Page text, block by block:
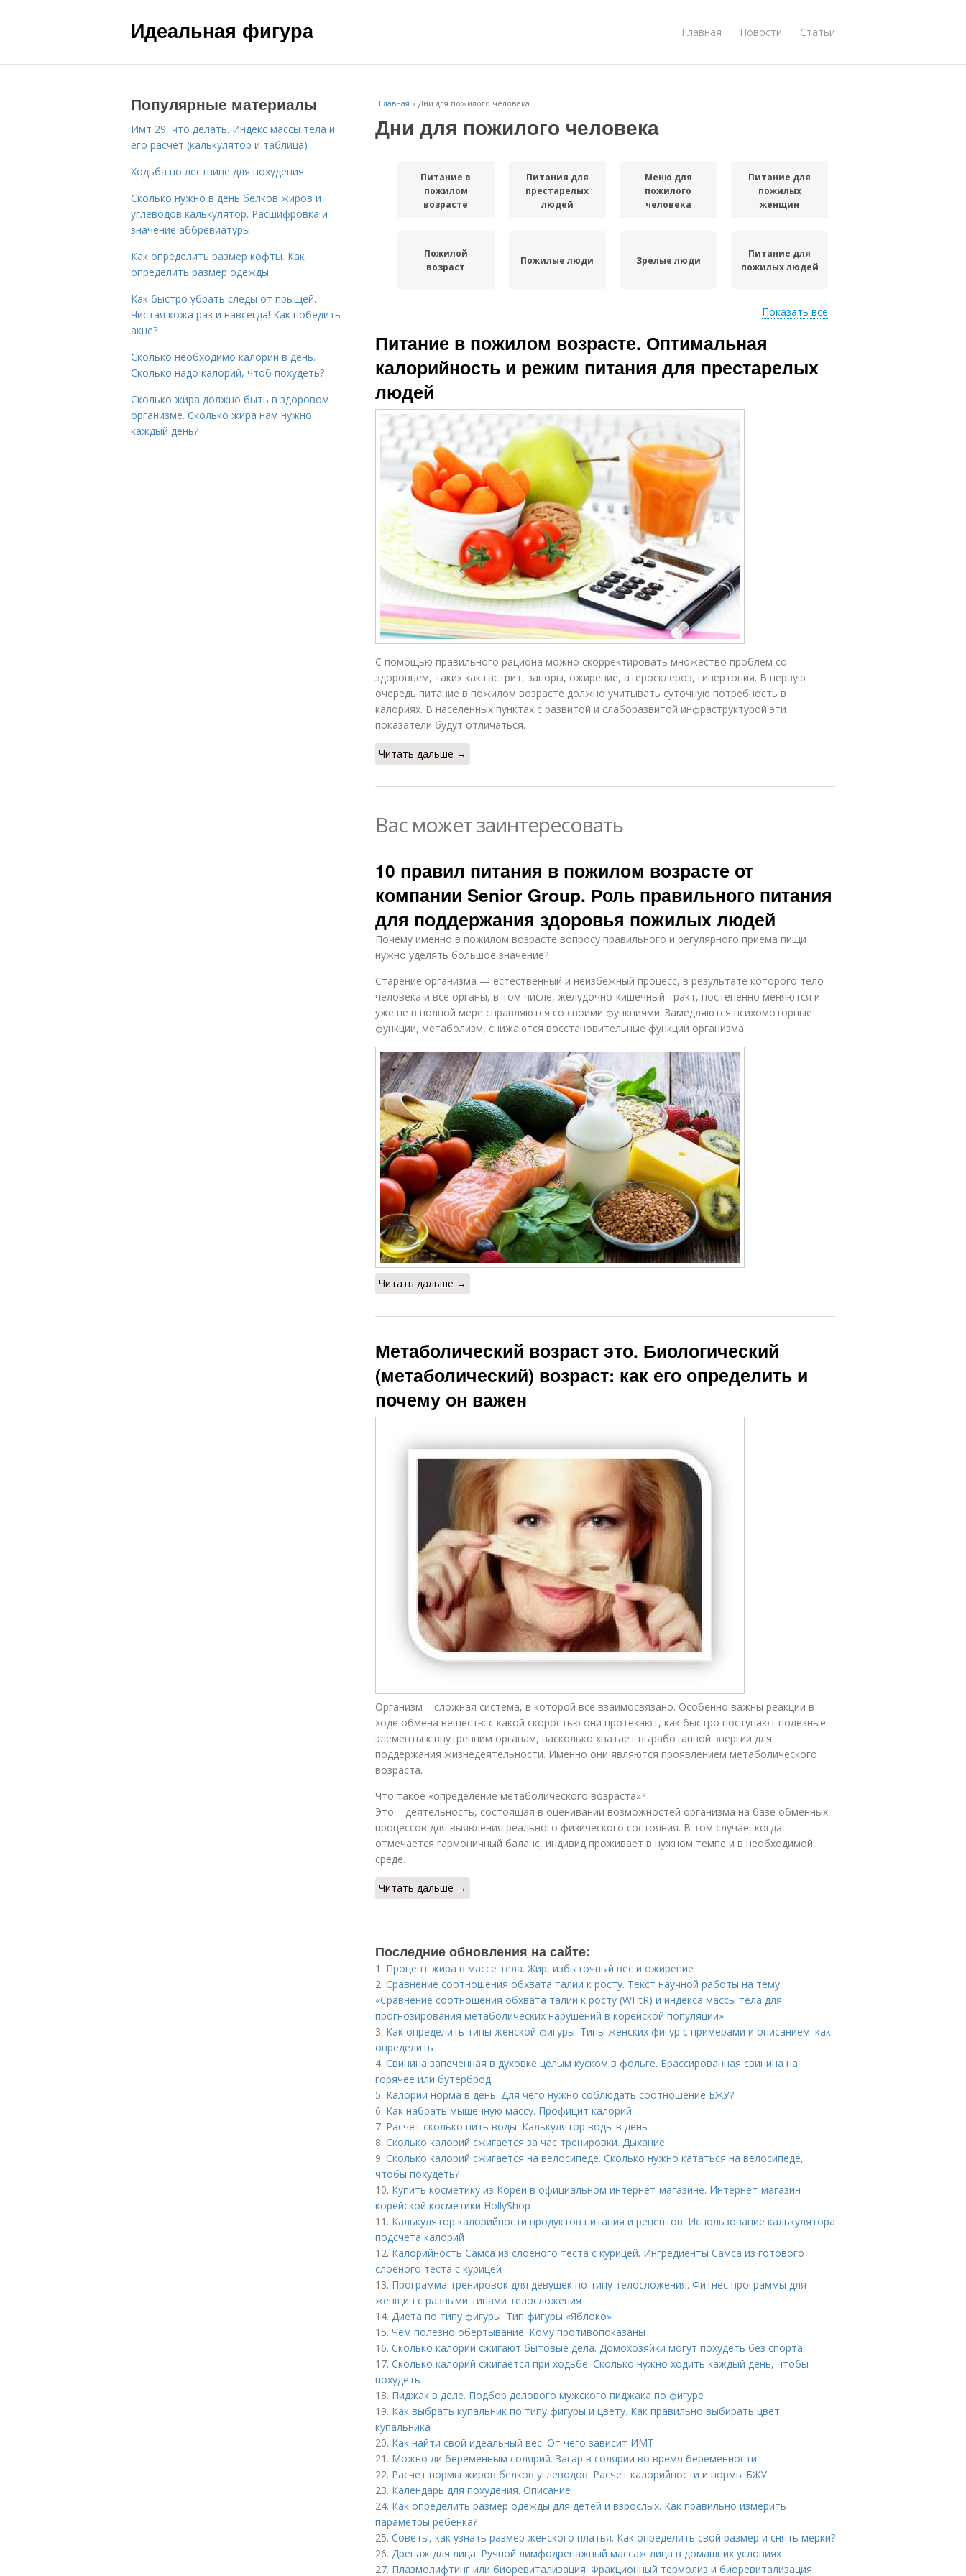
Идеальная фигура Главная Новости Статьи
Главная » Дни для пожилого человека
Дни для пожилого человека
Питание в
пожилом
возрасте
Питания для
престарелых
людей
Меню для
пожилого
человека
Питание для
пожилых
женщин
Пожилой
возраст
Пожилые люди Зрелые люди
Питание для
пожилых людей
пожилых людей
Показать все
Питание в пожилом возрасте. Оптимальная
калорийность и режим питания для престарелых
людей
С помощью правильного рациона можно скорректировать множество проблем со
здоровьем, таких как гастрит, запоры, ожирение, атеросклероз, гипертония. В первую
очередь питание в пожилом возрасте должно учитывать суточную потребность в
калориях. В населенных пунктах с развитой и слаборазвитой инфраструктурой эти
показатели будут отличаться.
Читать дальше →
Вас может заинтересовать
10 правил питания в пожилом возрасте от
компании Senior Group. Роль правильного питания
для поддержания здоровья пожилых людей
Почему именно в пожилом возрасте вопросу правильного и регулярного приема пищи
нужно уделять большое значение?
Старение организма — естественный и неизбежный процесс, в результате которого тело
человека и все органы, в том числе, желудочно-кишечный тракт, постепенно меняются и
уже не в полной мере справляются со своими функциями. Замедляются психомоторные
функции, метаболизм, снижаются восстановительные функции организма.
Читать дальше →
Метаболический возраст это. Биологический
(метаболический) возраст: как его определить и
почему он важен
Организм – сложная система, в которой все взаимосвязано. Особенно важны реакции в
ходе обмена веществ: с какой скоростью они протекают, как быстро поступают полезные
элементы к внутренним органам, насколько хватает выработанной энергии для
поддержания жизнедеятельности. Именно они являются проявлением метаболического
возраста.
Что такое «определение метаболического возраста»?
Это – деятельность, состоящая в оценивании возможностей организма на базе обменных
процессов для выявления реального физического состояния. В том случае, когда
отмечается гармоничный баланс, индивид проживает в нужном темпе и в необходимой
среде.
Читать дальше →
Последние обновления на сайте:
1. Процент жира в массе тела. Жир, избыточный вес и ожирение
2. Сравнение соотношения обхвата талии к росту. Текст научной работы на тему
«Сравнение соотношения обхвата талии к росту (WHtR) и индекса массы тела для
прогнозирования метаболических нарушений в корейской популяции»
3. Как определить типы женской фигуры. Типы женских фигур с примерами и описанием: как
определить
4. Свинина запеченная в духовке целым куском в фольге. Брассированная свинина на
горячее или бутерброд
5. Калории норма в день. Для чего нужно соблюдать соотношение БЖУ?
6. Как набрать мышечную массу. Профицит калорий
7. Расчет сколько пить воды. Калькулятор воды в день
8. Сколько калорий сжигается за час тренировки. Дыхание
9. Сколько калорий сжигается на велосипеде. Сколько нужно кататься на велосипеде,
чтобы похудеть?
10. Купить косметику из Кореи в официальном интернет-магазине. Интернет-магазин
корейской косметики HollyShop
11. Калькулятор калорийности продуктов питания и рецептов. Использование калькулятора
подсчета калорий
12. Калорийность Самса из слоеного теста с курицей. Ингредиенты Самса из готового
слоёного теста с курицей
13. Программа тренировок для девушек по типу телосложения. Фитнес программы для
женщин с разными типами телосложения
14. Диета по типу фигуры. Тип фигуры «Яблоко»
15. Чем полезно обертывание. Кому противопоказаны
16. Сколько калорий сжигают бытовые дела. Домохозяйки могут похудеть без спорта
17. Сколько калорий сжигается при ходьбе. Сколько нужно ходить каждый день, чтобы
похудеть
18. Пиджак в деле. Подбор делового мужского пиджака по фигуре
19. Как выбрать купальник по типу фигуры и цвету. Как правильно выбирать цвет
купальника
20. Как найти свой идеальный вес. От чего зависит ИМТ
21. Можно ли беременным солярий. Загар в солярии во время беременности
22. Расчет нормы жиров белков углеводов. Расчет калорийности и нормы БЖУ
23. Календарь для похудения. Описание
24. Как определить размер одежды для детей и взрослых. Как правильно измерить
параметры ребенка?
25. Советы, как узнать размер женского платья. Как определить свой размер и снять мерки?
26. Дренаж для лица. Ручной лимфодренажный массаж лица в домашних условиях
27. Плазмолифтинг или биоревитализация. Фракционный термолиз и биоревитализация
Популярные материалы
Имт 29, что делать. Индекс массы тела и
его расчет (калькулятор и таблица)
Ходьба по лестнице для похудения
Сколько нужно в день белков жиров и
углеводов калькулятор. Расшифровка и
значение аббревиатуры
Как определить размер кофты. Как
определить размер одежды
Как быстро убрать следы от прыщей.
Чистая кожа раз и навсегда! Как победить
акне?
Сколько необходимо калорий в день.
Сколько надо калорий, чтоб похудеть?
Сколько жира должно быть в здоровом
организме. Сколько жира нам нужно
каждый день?